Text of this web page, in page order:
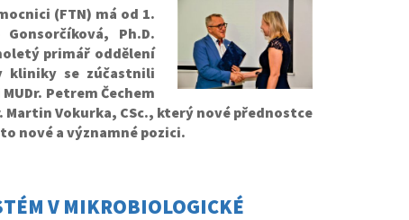
(FTN) má od 1.
Ph.D.
primář oddělení
kliniky se zúčastnili
Petrem Čechem
Martin Vokurka, CSc., který nové přednostce
nové a významné pozici.
V MIKROBIOLOGICKÉ